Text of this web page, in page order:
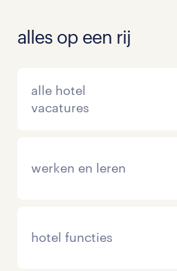
alles op een rij
alle hotel
vacatures
werken en leren
hotel functies